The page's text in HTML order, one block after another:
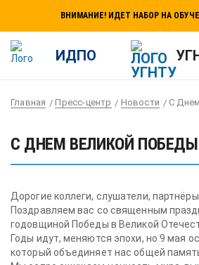
ВНИМАНИЕ! ИДЕТ НАБОР НА
ИДПО
Главная Пресс-центр Новости С
С ДНЕМ ВЕЛИКОЙ
Дорогие коллеги, слушатели,
Поздравляем вас со священным
годовщиной Победы в Великой
Годы идут, меняются эпохи, но 9 мая
который объединяет нас общей